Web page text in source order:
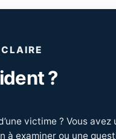
?
victime ? Vous avez
à examiner ou une